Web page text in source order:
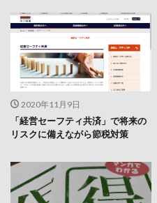
2020年11月9日
「経営セーフティ共済」で将来の
リスクに備えながら節税対策